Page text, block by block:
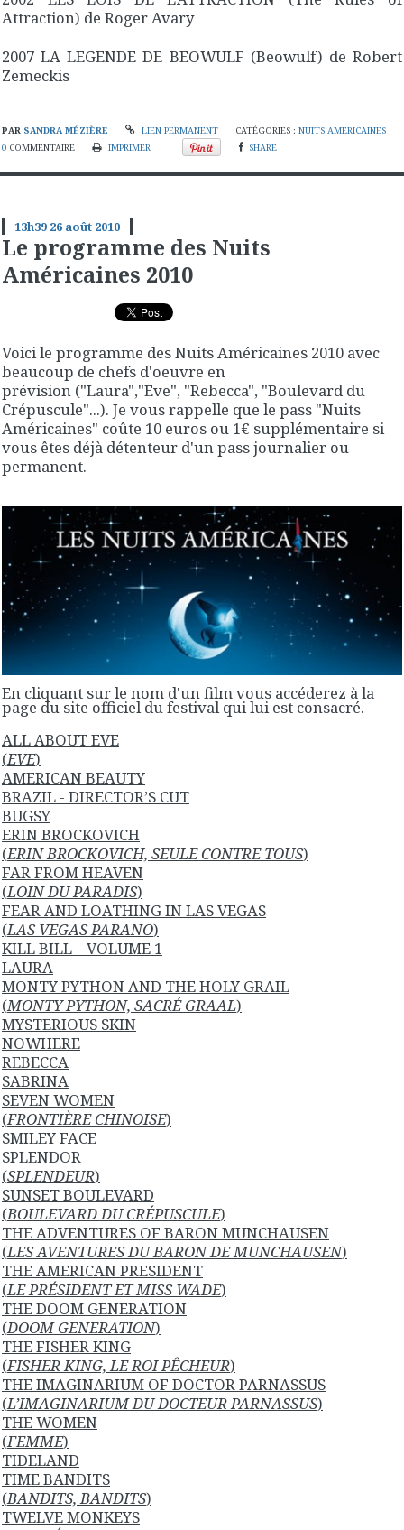
Attraction) de Roger Avary
2007 LA LEGENDE DE BEOWULF (Beowulf) de Robert
Zemeckis
PAR SANDRA MÉZIÈRE LIEN PERMANENT CATÉGORIES :NUITS AMERICAINES
0 COMMENTAIRE IMPRIMER SHARE
13h39 26 août 2010
Le programme des Nuits
Américaines 2010
Voici le programme des Nuits Américaines 2010 avec
beaucoup de chefs d'oeuvre en
prévision ("Laura","Eve", "Rebecca", "Boulevard du
Crépuscule"...). Je vous rappelle que le pass "Nuits
Américaines" coûte 10 euros ou 1€ supplémentaire si
vous êtes déjà détenteur d'un pass journalier ou
permanent.
En cliquant sur le nom d'un film vous accéderez à la
page du site officiel du festival qui lui est consacré.
ALL ABOUT EVE
(EVE)
AMERICAN BEAUTY
BRAZIL - DIRECTOR’S CUT
BUGSY
ERIN BROCKOVICH
(ERIN BROCKOVICH, SEULE CONTRE TOUS)
FAR FROM HEAVEN
(LOIN DU PARADIS)
FEAR AND LOATHING IN LAS VEGAS
(LAS VEGAS PARANO)
KILL BILL – VOLUME 1
LAURA
MONTY PYTHON AND THE HOLY GRAIL
(MONTY PYTHON, SACRÉ GRAAL)
MYSTERIOUS SKIN
NOWHERE
REBECCA
SABRINA
SEVEN WOMEN
(FRONTIÈRE CHINOISE)
SMILEY FACE
SPLENDOR
(SPLENDEUR)
SUNSET BOULEVARD
(BOULEVARD DU CRÉPUSCULE)
THE ADVENTURES OF BARON MUNCHAUSEN
(LES AVENTURES DU BARON DE MUNCHAUSEN)
THE AMERICAN PRESIDENT
(LE PRÉSIDENT ET MISS WADE)
THE DOOM GENERATION
(DOOM GENERATION)
THE FISHER KING
(FISHER KING, LE ROI PÊCHEUR)
THE IMAGINARIUM OF DOCTOR PARNASSUS
(L’IMAGINARIUM DU DOCTEUR PARNASSUS)
THE WOMEN
(FEMME)
TIDELAND
TIME BANDITS
(BANDITS, BANDITS)
TWELVE MONKEYS